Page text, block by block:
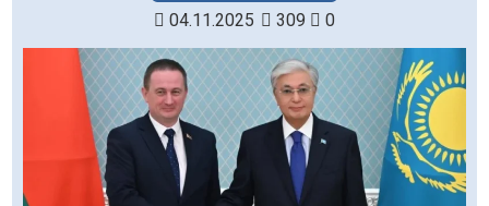
04.11.2025 309 0